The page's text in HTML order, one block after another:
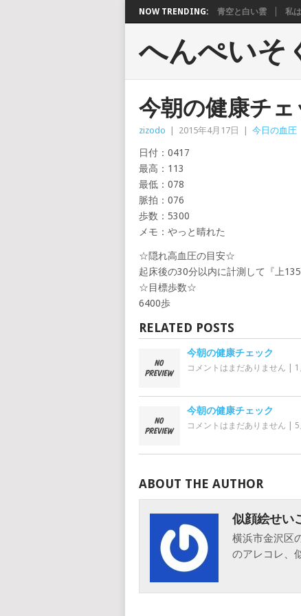
NOW TRENDING: 青空と白い雲 私
へんぺいそ
今朝の健康チェ
zizodo 2015年4月17日 今日の血圧
日付：0417
最高：113
最低：078
脈拍：076
歩数：5300
メモ：やっと晴れた
☆隠れ高血圧の目安☆
起床後の30分以内に計測して『上135
☆目標歩数☆
6400歩
RELATED POSTS
今朝の健康チェック
コメントはまだありません
今朝の健康チェック
コメントはまだありません
ABOUT THE AUTHOR
似顔絵せい
横浜市金沢区
のアレコレ、